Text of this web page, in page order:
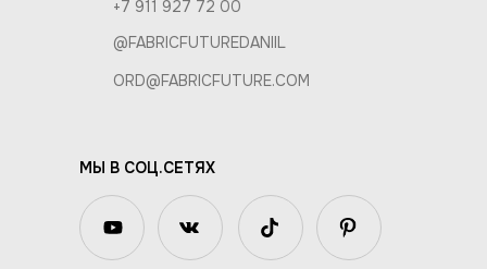
МЫ В СОЦ.СЕТЯХ
+7 911 927 72 00
@FABRICFUTUREDANIIL
ORD@FABRICFUTURE.COM